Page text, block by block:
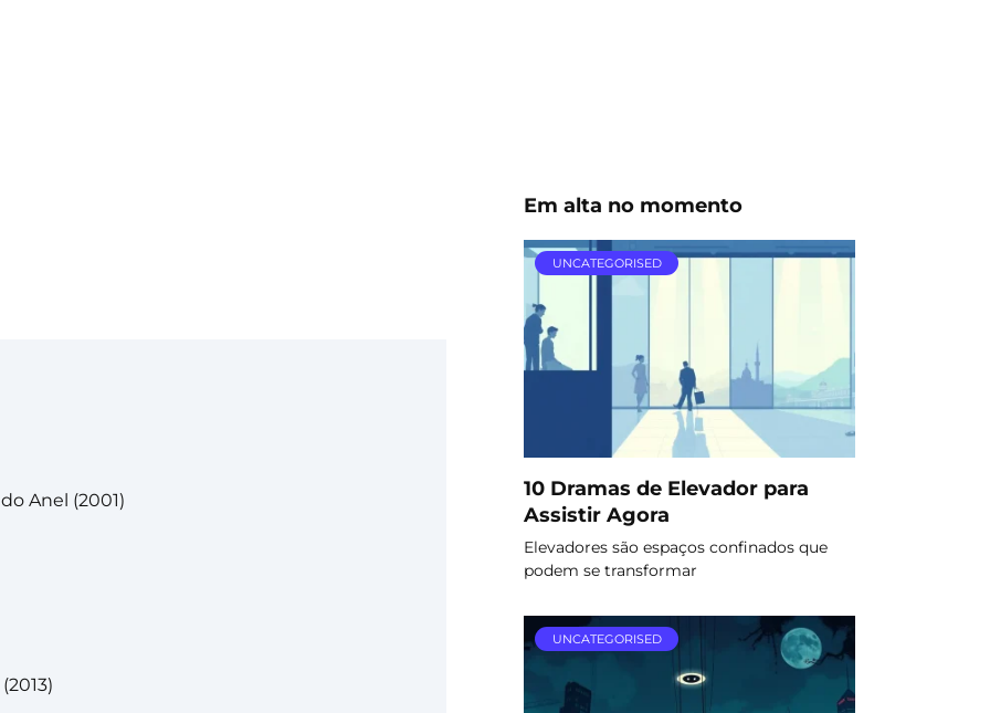
Anel (2001)
Em alta no momento
UNCATEGORISED
10 Dramas de Elevador para
Assistir Agora
Elevadores são espaços confinados que
podem se transformar
UNCATEGORISED